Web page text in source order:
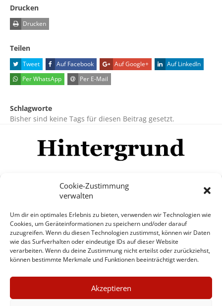
Cookie-Zustimmung
verwalten
Um dir ein optimales Erlebnis zu bieten, verwenden wir Technologien wie
Cookies, um Geräteinformationen zu speichern und/oder darauf
zuzugreifen. Wenn du diesen Technologien zustimmst, können wir Daten
wie das Surfverhalten oder eindeutige IDs auf dieser Website
verarbeiten. Wenn du deine Zustimmung nicht erteilst oder zurückziehst,
können bestimmte Merkmale und Funktionen beeinträchtigt werden.
Akzeptieren
Drucken
Drucken
Teilen
Tweet Auf Facebook Auf Google+
Auf LinkedIn
Per WhatsApp
Per E-Mail
Schlagworte
Bisher sind keine Tags für diesen Beitrag gesetzt.
Mehr
© Copyright Hintergrund.de, 2015 - 2026
Zum Newsletter jetzt kostenlos
anmelden
erscheint ca. alle 4 Wochen
×